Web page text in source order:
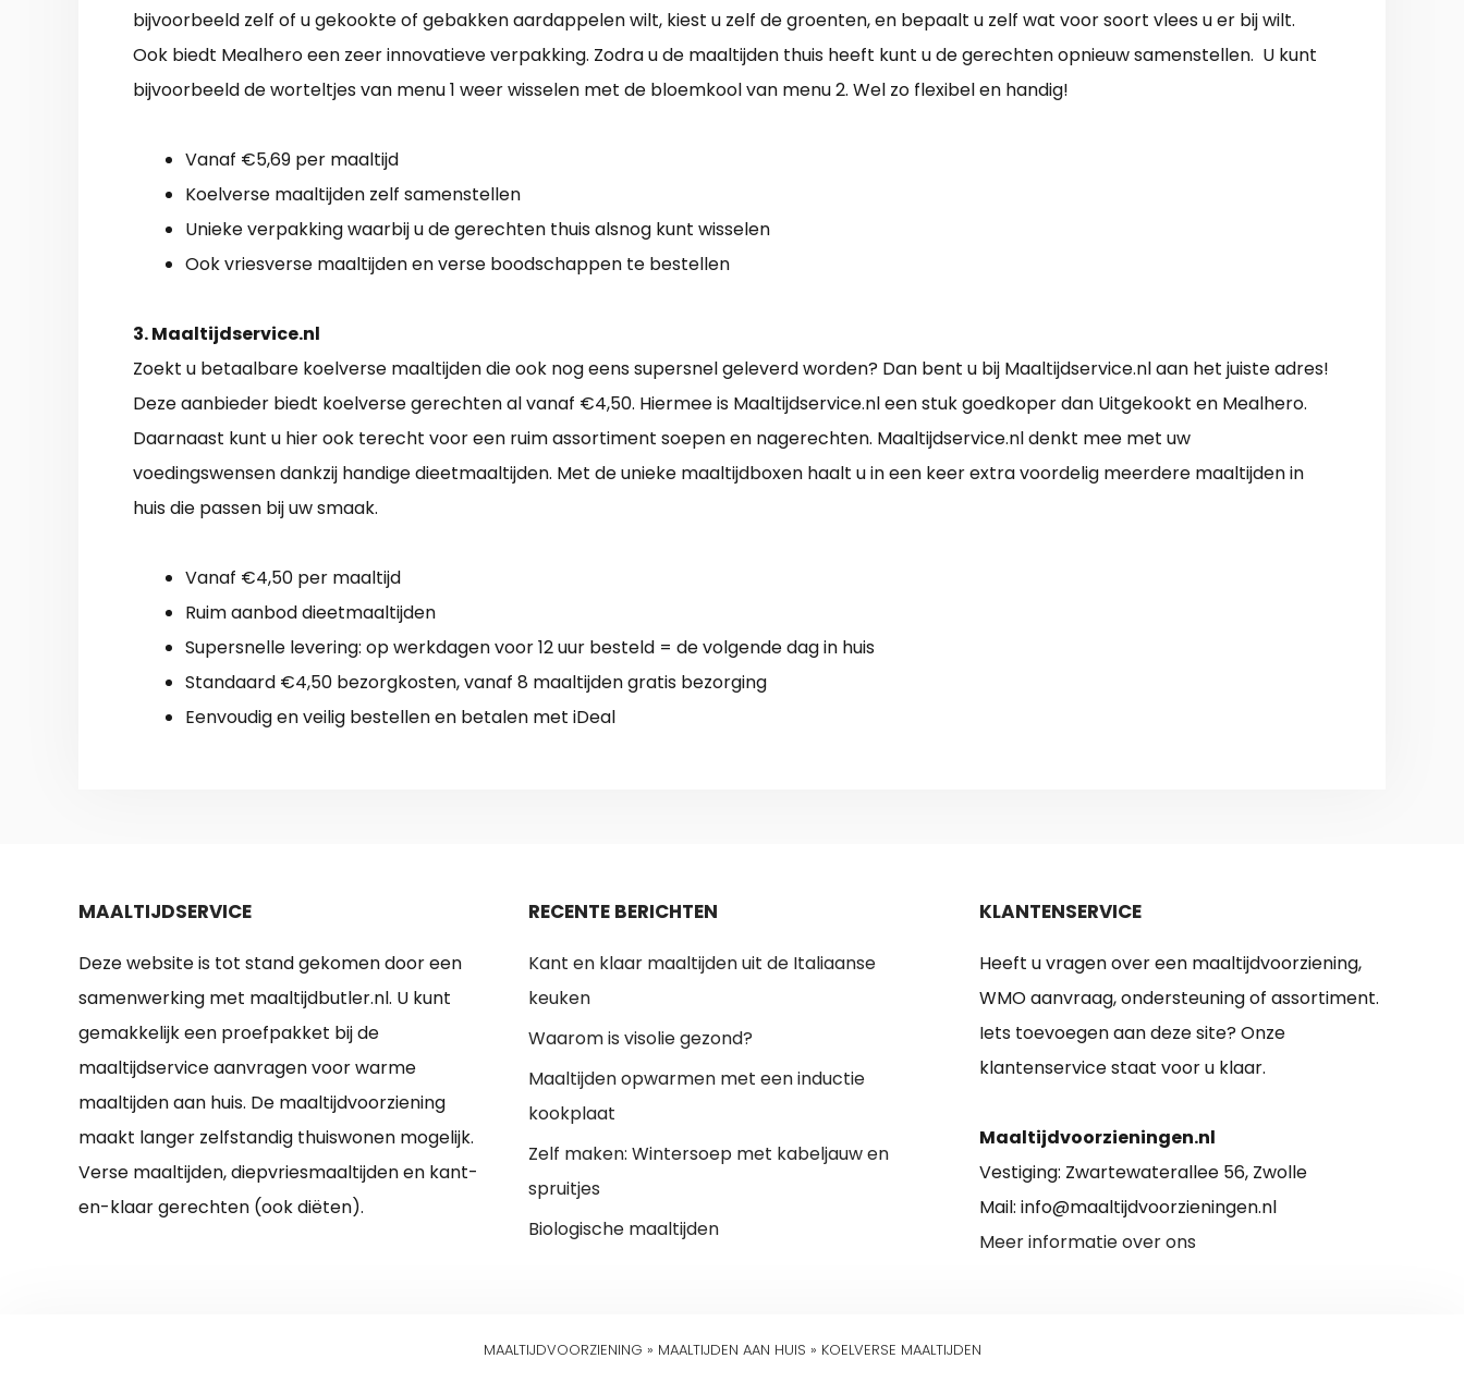
bijvoorbeeld zelf of u gekookte of gebakken aardappelen wilt, kiest u zelf de groenten, en bepaalt u zelf wat voor soort vlees u er bij wilt.
Ook biedt Mealhero een zeer innovatieve verpakking. Zodra u de maaltijden thuis heeft kunt u de gerechten opnieuw samenstellen. U kunt
bijvoorbeeld de worteltjes van menu 1 weer wisselen met de bloemkool van menu 2. Wel zo flexibel en handig!
Vanaf €5,69 per maaltijd
Koelverse maaltijden zelf samenstellen
Unieke verpakking waarbij u de gerechten thuis alsnog kunt wisselen
Ook vriesverse maaltijden en verse boodschappen te bestellen
3. Maaltijdservice.nl
Zoekt u betaalbare koelverse maaltijden die ook nog eens supersnel geleverd worden? Dan bent u bij Maaltijdservice.nl aan het juiste adres!
Deze aanbieder biedt koelverse gerechten al vanaf €4,50. Hiermee is Maaltijdservice.nl een stuk goedkoper dan Uitgekookt en Mealhero.
Daarnaast kunt u hier ook terecht voor een ruim assortiment soepen en nagerechten. Maaltijdservice.nl denkt mee met uw
voedingswensen dankzij handige dieetmaaltijden. Met de unieke maaltijdboxen haalt u in een keer extra voordelig meerdere maaltijden in
huis die passen bij uw smaak.
Vanaf €4,50 per maaltijd
Ruim aanbod dieetmaaltijden
Supersnelle levering: op werkdagen voor 12 uur besteld = de volgende dag in huis
Standaard €4,50 bezorgkosten, vanaf 8 maaltijden gratis bezorging
Eenvoudig en veilig bestellen en betalen met iDeal
MAALTIJDSERVICE
Deze website is tot stand gekomen door een
samenwerking met maaltijdbutler.nl. U kunt
gemakkelijk een proefpakket bij de
maaltijdservice aanvragen voor warme
maaltijden aan huis. De maaltijdvoorziening
maakt langer zelfstandig thuiswonen mogelijk.
Verse maaltijden, diepvriesmaaltijden en kant-
en-klaar gerechten (ook diëten).
RECENTE BERICHTEN
Kant en klaar maaltijden uit de Italiaanse
keuken
Waarom is visolie gezond?
Maaltijden opwarmen met een inductie
kookplaat
Zelf maken: Wintersoep met kabeljauw en
spruitjes
Biologische maaltijden
KLANTENSERVICE
Heeft u vragen over een maaltijdvoorziening,
WMO aanvraag, ondersteuning of assortiment.
Iets toevoegen aan deze site? Onze
klantenservice staat voor u klaar.
Maaltijdvoorzieningen.nl
Vestiging: Zwartewaterallee 56, Zwolle
Mail: info@maaltijdvoorzieningen.nl
Meer informatie over ons
MAALTIJDVOORZIENING » MAALTIJDEN AAN HUIS » KOELVERSE MAALTIJDEN